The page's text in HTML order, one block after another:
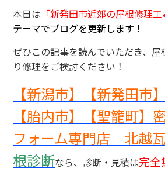
本日は 「新発田市近郊の屋根修理工
テーマでブログを更新します！
ぜひこの記事を読んでいただき、
り修理をご検討ください！
【新潟市】【新発田市
【胎内市】【聖籠町】
フォーム専門店 北越
根診断なら、診断・見積は完全